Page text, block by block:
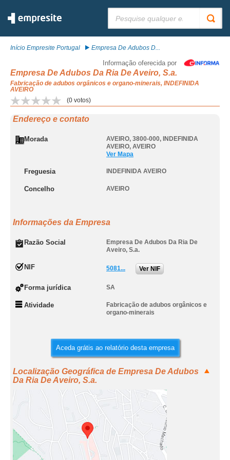
Início Empresite Portugal Empresa De Adubos D...
Informação oferecida por
Empresa De Adubos Da Ria De Aveiro, S.a.
Fabricação de adubos orgânicos e organo-minerais, INDEFINIDA
AVEIRO
(0 votos)
Endereço e contato
Morada AVEIRO, 3800-000, INDEFINIDA
AVEIRO, AVEIRO
Ver Mapa
Freguesia INDEFINIDA AVEIRO
Concelho AVEIRO
Informações da Empresa
Razão Social
Empresa De Adubos Da Ria De
Aveiro, S.a.
NIF 5081... Ver NIF
Forma jurídica SA
Atividade
Fabricação de adubos orgânicos e
organo-minerais
Aceda grátis ao relatório desta empresa
Localização Geográfica de Empresa De Adubos
Da Ria De Aveiro, S.a.